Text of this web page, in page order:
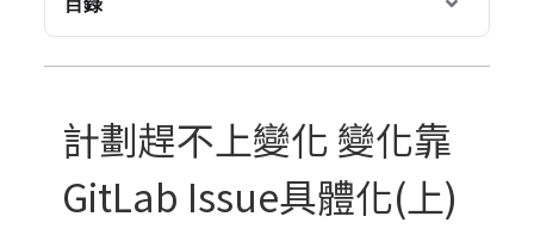
計劃趕不上變化 變化靠
GitLab Issue具體化(上)